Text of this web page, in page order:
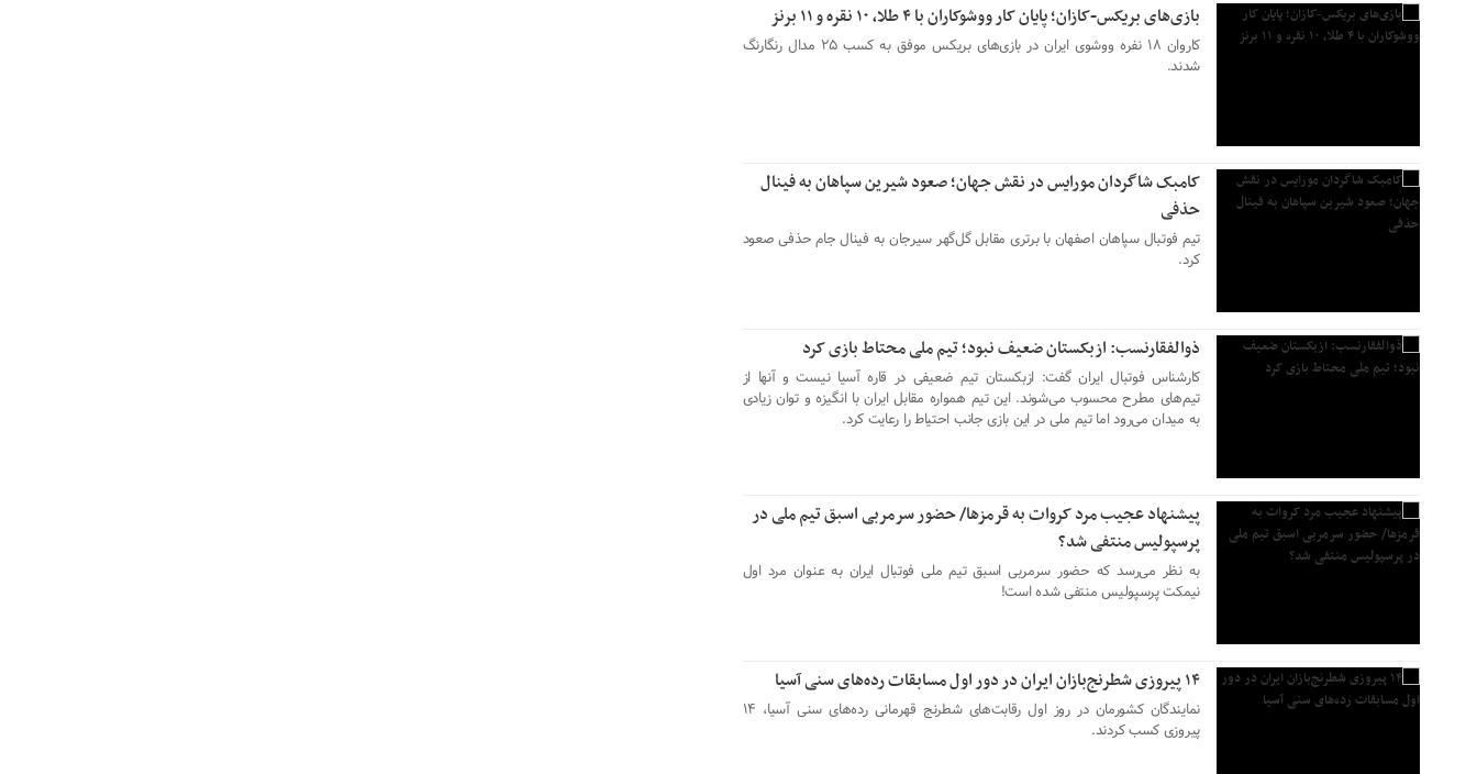
بازی‌های بریکس-کازان؛ پایان کار ووشوکاران با ۴ طلا، ۱۰ نقره و ۱۱ برنز
کاروان ۱۸ نفره ووشوی ایران در بازی‌های بریکس موفق به کسب ۲۵ مدال رنگارنگ
شدند.
کامبک شاگردان مورایس در نقش جهان؛ صعود شیرین سپاهان به فینال
حذفی
تیم فوتبال سپاهان اصفهان با برتری‌ مقابل گل‌گهر سیرجان به فینال جام حذفی صعود
کرد.
ذوالفقارنسب: ازبکستان ضعیف نبود؛ تیم ملی محتاط بازی کرد
کارشناس فوتبال ایران گفت: ازبکستان تیم ضعیفی در قاره آسیا نیست و آنها از
تیم‌های مطرح محسوب می‌شوند. این تیم همواره مقابل ایران با انگیزه و توان زیادی
به میدان می‌رود اما تیم ملی در این بازی جانب احتیاط را رعایت کرد.
پیشنهاد عجیب مرد کروات به قرمزها/ حضور سرمربی اسبق تیم ملی در
پرسپولیس منتفی شد؟
به نظر می‌رسد که حضور سرمربی اسبق تیم ملی فوتبال ایران به عنوان مرد اول
نیمکت پرسپولیس منتفی شده است!
۱۴ پیروزی شطرنج‌بازان ایران در دور اول مسابقات رده‌های سنی آسیا
نمایندگان کشورمان در روز اول رقابت‎‌های شطرنج قهرمانی رده‌های سنی آسیا، ۱۴
پیروزی کسب کردند.